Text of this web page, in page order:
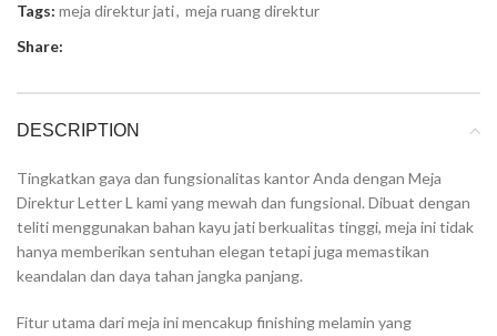
Tags: meja direktur jati, meja ruang direktur
Share:
DESCRIPTION
Tingkatkan gaya dan fungsionalitas kantor Anda dengan Meja
Direktur Letter L kami yang mewah dan fungsional. Dibuat dengan
teliti menggunakan bahan kayu jati berkualitas tinggi, meja ini tidak
hanya memberikan sentuhan elegan tetapi juga memastikan
keandalan dan daya tahan jangka panjang.
Fitur utama dari meja ini mencakup finishing melamin yang